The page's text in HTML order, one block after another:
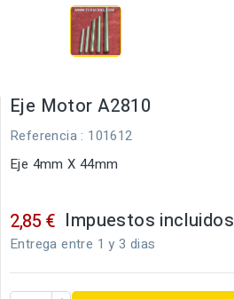
Eje Motor A2810
Referencia : 101612
Eje 4mm X 44mm
2,85 € Impuestos incluidos
Entrega entre 1 y 3 dias